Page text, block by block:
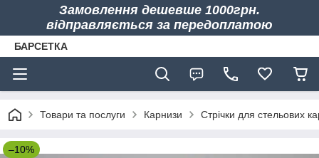
Замовлення дешевше 1000грн.
відправляється за передоплатою
БАРСЕТКА
Товари та послуги Карнизи Стрічки для стельових
–10%